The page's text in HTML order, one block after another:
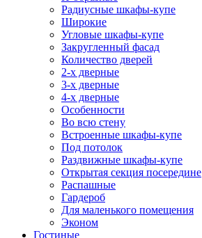
Радиусные шкафы-купе
Широкие
Угловые шкафы-купе
Закругленный фасад
Количество дверей
2-х дверные
3-х дверные
4-х дверные
Особенности
Во всю стену
Встроенные шкафы-купе
Под потолок
Раздвижные шкафы-купе
Открытая секция посередине
Распашные
Гардероб
Для маленького помещения
Эконом
Гостиные